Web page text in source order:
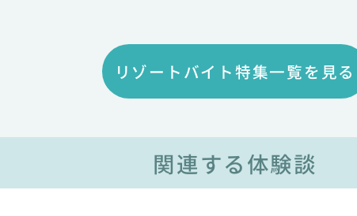
リゾートバイト特集一覧を見る
関連する体験談